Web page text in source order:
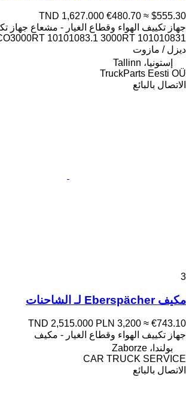
TND 1,627.000 €480.70 ≈ $555.30
جهاز تكييف الهواء وقطاع الغيار - مشعاع جهاز
10101083.1 3000RT 101010831
ديزل / مازوت
إستونيا، Tallinn
TruckParts Eesti OÜ
الاتصال بالبائع
3
مكيف Eberspächer لـ الشاحنات
TND 2,515.000 PLN 3,200 ≈ €743.10
جهاز تكييف الهواء وقطاع الغيار - مكيف
بولندا، Zaborze
CAR TRUCK SERVICE
الاتصال بالبائع